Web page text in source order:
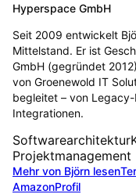
Hyperspace GmbH
Seit 2009 entwickelt
Mittelstand. Er ist
GmbH (gegründet
von Groenewold IT
begleitet – von
Integrationen.
Softwarearchitektur
Projektmanagement
Mehr von Björn lesen
AmazonProfil